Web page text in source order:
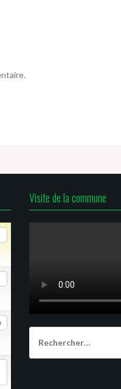
Visite de la commune